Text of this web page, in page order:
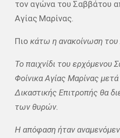
τον αγώνα του Σαββάτου
Αγίας Μαρίνας.
Πιο κάτω η ανακοίνωση του
Το παιχνίδι του ερχόμενου
Φοίνικα Αγίας Μαρίνας
Δικαστικής Επιτροπής θα
των θυρών.
Η απόφαση ήταν